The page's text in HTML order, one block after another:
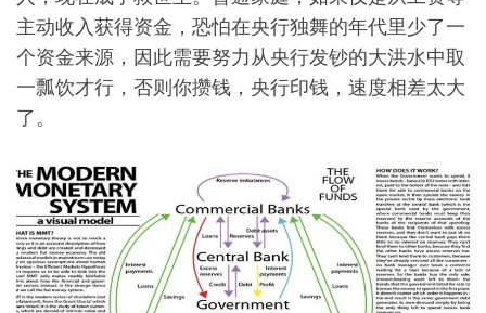
主动收入获得资金，恐怕在央行独舞的年代里少了一
个资金来源，因此需要努力从央行发钞的大洪水中取
一瓢饮才行，否则你攒钱，央行印钱，速度相差太大
了。